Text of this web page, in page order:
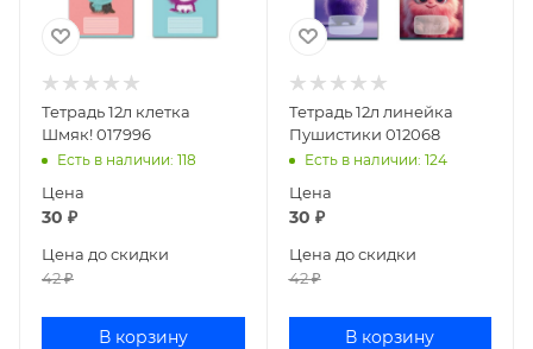
Тетрадь 12л клетка
Шмяк! 017996
Есть в наличии: 118
Цена
30 ₽
Цена до скидки
42₽
В корзину
Тетрадь 12л линейка
Пушистики 012068
Есть в наличии: 124
Цена
30 ₽
Цена до скидки
42₽
В корзину